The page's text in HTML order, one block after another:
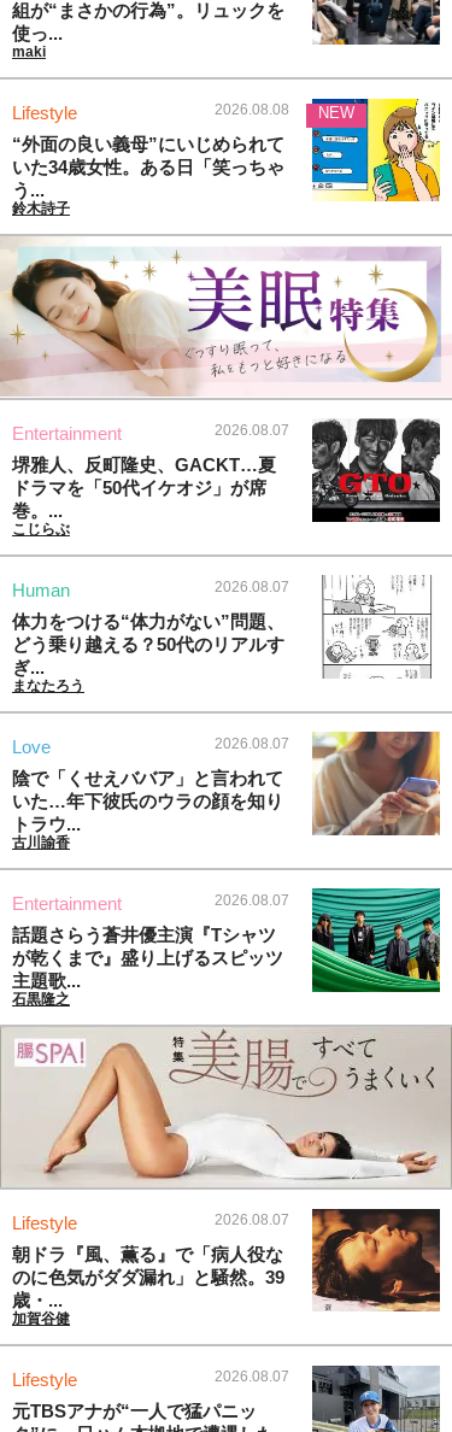
組が“まさかの行為”。リュックを
使っ...
maki
Lifestyle 2026.08.08
“外面の良い義母”にいじめられて
いた34歳女性。ある日「笑っちゃ
う...
鈴木詩子
NEW
Entertainment 2026.08.07
堺雅人、反町隆史、GACKT…夏
ドラマを「50代イケオジ」が席
巻。...
こじらぶ
Human 2026.08.07
体力をつける“体力がない”問題、
どう乗り越える？50代のリアルす
ぎ...
まなたろう
Love 2026.08.07
陰で「くせえババア」と言われて
いた…年下彼氏のウラの顔を知り
トラウ...
古川諭香
Entertainment 2026.08.07
話題さらう蒼井優主演『Tシャツ
が乾くまで』盛り上げるスピッツ
主題歌...
石黒隆之
Lifestyle 2026.08.07
朝ドラ『風、薫る』で「病人役な
のに色気がダダ漏れ」と騒然。39
歳・...
加賀谷健
Lifestyle 2026.08.07
元TBSアナが“一人で猛パニッ